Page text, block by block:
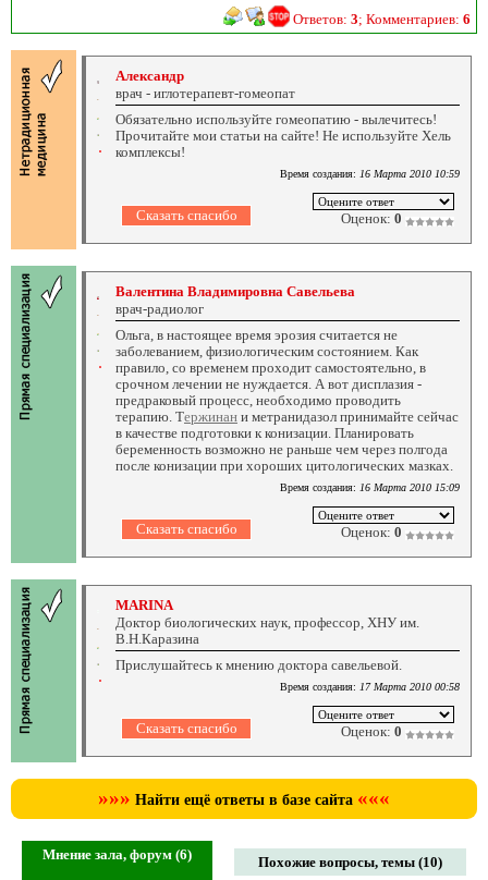
Ответов: 3; Комментариев: 6
Александр
врач - иглотерапевт-гомеопат
Обязательно используйте гомеопатию - вылечитесь!
Прочитайте мои статьи на сайте! Не используйте Хель
комплексы!
Время создания: 16 Марта 2010 10:59
Оценок: 0
Валентина Владимировна Савельева
врач-радиолог
Ольга, в настоящее время эрозия считается не
заболеванием, физиологическим состоянием. Как
правило, со временем проходит самостоятельно, в
срочном лечении не нуждается. А вот дисплазия -
предраковый процесс, необходимо проводить
терапию. Тержинан и метранидазол принимайте сейчас
в качестве подготовки к конизации. Планировать
беременность возможно не раньше чем через полгода
после конизации при хороших цитологических мазках.
Время создания: 16 Марта 2010 15:09
Оценок: 0
MARINA
Доктор биологических наук, профессор, ХНУ им.
В.Н.Каразина
Прислушайтесь к мнению доктора савельевой.
Время создания: 17 Марта 2010 00:58
Оценок: 0
»»» Найти ещё ответы в базе сайта «««
Мнение зала, форум (6) Похожие вопросы, темы (10)